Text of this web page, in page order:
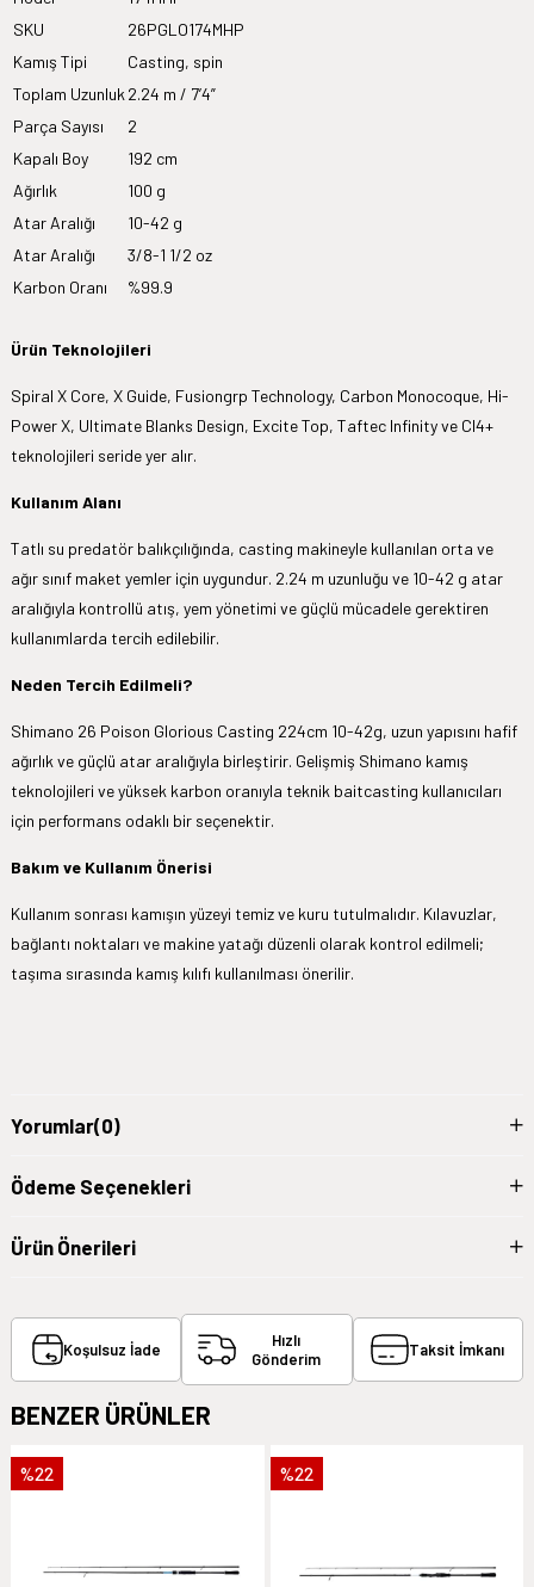
SKU
26PGLO174MHP
Kamış Tipi
Casting, spin
Toplam Uzunluk 2.24 m / 7’4”
Parça Sayısı
2
Kapalı Boy
192 cm
Ağırlık
100 g
Atar Aralığı
10-42 g
Atar Aralığı
3/8-1 1/2 oz
Karbon Oranı
%99.9
Ürün Teknolojileri
Spiral X Core, X Guide, Fusiongrp Technology, Carbon Monocoque, Hi-
Power X, Ultimate Blanks Design, Excite Top, Taftec Infinity ve CI4+
teknolojileri seride yer alır.
Kullanım Alanı
Tatlı su predatör balıkçılığında, casting makineyle kullanılan orta ve
ağır sınıf maket yemler için uygundur. 2.24 m uzunluğu ve 10-42 g atar
aralığıyla kontrollü atış, yem yönetimi ve güçlü mücadele gerektiren
kullanımlarda tercih edilebilir.
Neden Tercih Edilmeli?
Shimano 26 Poison Glorious Casting 224cm 10-42g, uzun yapısını hafif
ağırlık ve güçlü atar aralığıyla birleştirir. Gelişmiş Shimano kamış
teknolojileri ve yüksek karbon oranıyla teknik baitcasting kullanıcıları
için performans odaklı bir seçenektir.
Bakım ve Kullanım Önerisi
Kullanım sonrası kamışın yüzeyi temiz ve kuru tutulmalıdır. Kılavuzlar,
bağlantı noktaları ve makine yatağı düzenli olarak kontrol edilmeli;
taşıma sırasında kamış kılıfı kullanılması önerilir.
Yorumlar(0)
Ödeme Seçenekleri
Ürün Önerileri
Koşulsuz İade
Hızlı
Gönderim
Taksit İmkanı
BENZER ÜRÜNLER
%22 %22